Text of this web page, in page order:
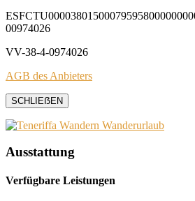
00974026
VV-38-4-0974026
AGB des Anbieters
SCHLIEẞEN
Ausstattung
Verfügbare Leistungen